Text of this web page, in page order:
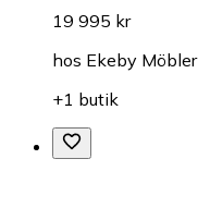
19 995 kr
hos Ekeby Möbler
+1 butik